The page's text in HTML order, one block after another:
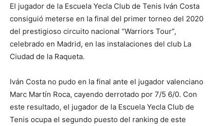
El jugador de la Escuela Yecla Club de Tenis Iván Costa
consiguió meterse en la final del primer torneo del 2020
del prestigioso circuito nacional “Warriors Tour”,
celebrado en Madrid, en las instalaciones del club La
Ciudad de la Raqueta.
Iván Costa no pudo en la final ante el jugador valenciano
Marc Martín Roca, cayendo derrotado por 7/5 6/0. Con
este resultado, el jugador de la Escuela Yecla Club de
Tenis ocupa el segundo puesto del ranking de este